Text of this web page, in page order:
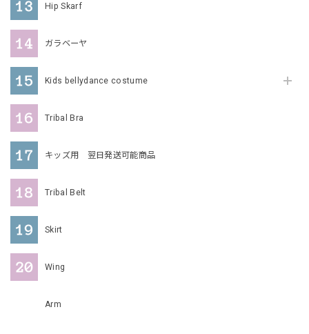
Hip Skarf
ガラベーヤ
Kids bellydance costume
Tribal Bra
キッズ用 翌日発送可能商品
Tribal Belt
Skirt
Wing
Arm